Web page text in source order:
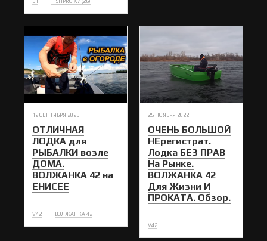
51
FISHPRO X7 (26)
12 СЕНТЯБРЯ 2023
ОТЛИЧНАЯ
ЛОДКА для
РЫБАЛКИ возле
ДОМА.
ВОЛЖАНКА 42 на
ЕНИСЕЕ
V42 ВОЛЖАНКА 42
25 НОЯБРЯ 2022
ОЧЕНЬ БОЛЬШОЙ
НЕрегистрат.
Лодка БЕЗ ПРАВ
На Рынке.
ВОЛЖАНКА 42
Для Жизни И
ПРОКАТА. Обзор.
V42